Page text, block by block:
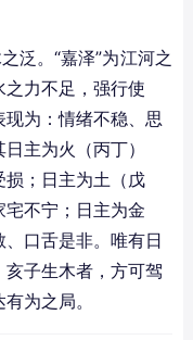
泛。“嘉泽”为江河之
力不足，强行使
为：情绪不稳、思
主为火（丙丁）
；日主为土（戊
不宁；日主为金
、口舌是非。唯有日
子生木者，方可驾
为之局。